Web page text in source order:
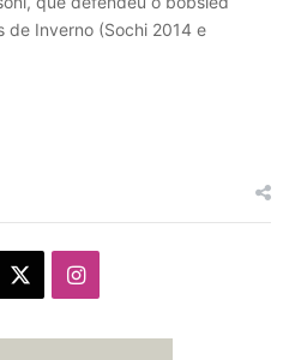
de Inverno (Sochi 2014 e
Instagram